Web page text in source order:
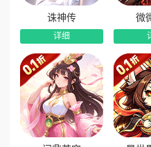
更有神兽紫冥影翼龙、神兽焰
局直接碾压起步。
2、升级海量充值相送：
值卡，等级越高福利越丰厚，
遇。
3、每日稳定代金福利：
券，解锁升级特权后可额外
资源轻松囤满。
诛神传
详细
微